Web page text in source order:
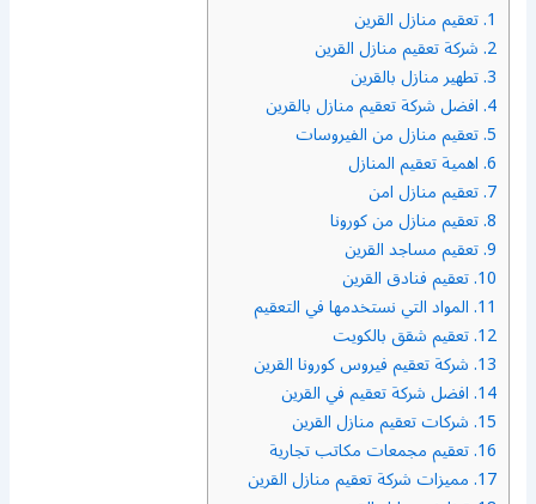
1. تعقيم منازل القرين
2. شركة تعقيم منازل القرين
3. تطهير منازل بالقرين
4. افضل شركة تعقيم منازل بالقرين
5. تعقيم منازل من الفيروسات
6. اهمية تعقيم المنازل
7. تعقيم منازل امن
8. تعقيم منازل من كورونا
9. تعقيم مساجد القرين
10. تعقيم فنادق القرين
11. المواد التي نستخدمها في التعقيم
12. تعقيم شقق بالكويت
13. شركة تعقيم فيروس كورونا القرين
14. افضل شركة تعقيم في القرين
15. شركات تعقيم منازل القرين
16. تعقيم مجمعات مكاتب تجارية
17. مميزات شركة تعقيم منازل القرين